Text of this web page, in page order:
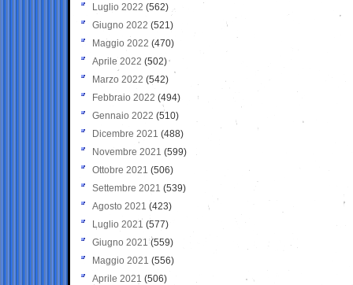
Luglio 2022 (562)
Giugno 2022 (521)
Maggio 2022 (470)
Aprile 2022 (502)
Marzo 2022 (542)
Febbraio 2022 (494)
Gennaio 2022 (510)
Dicembre 2021 (488)
Novembre 2021 (599)
Ottobre 2021 (506)
Settembre 2021 (539)
Agosto 2021 (423)
Luglio 2021 (577)
Giugno 2021(559)
Maggio 2021 (556)
Aprile 2021 (506)